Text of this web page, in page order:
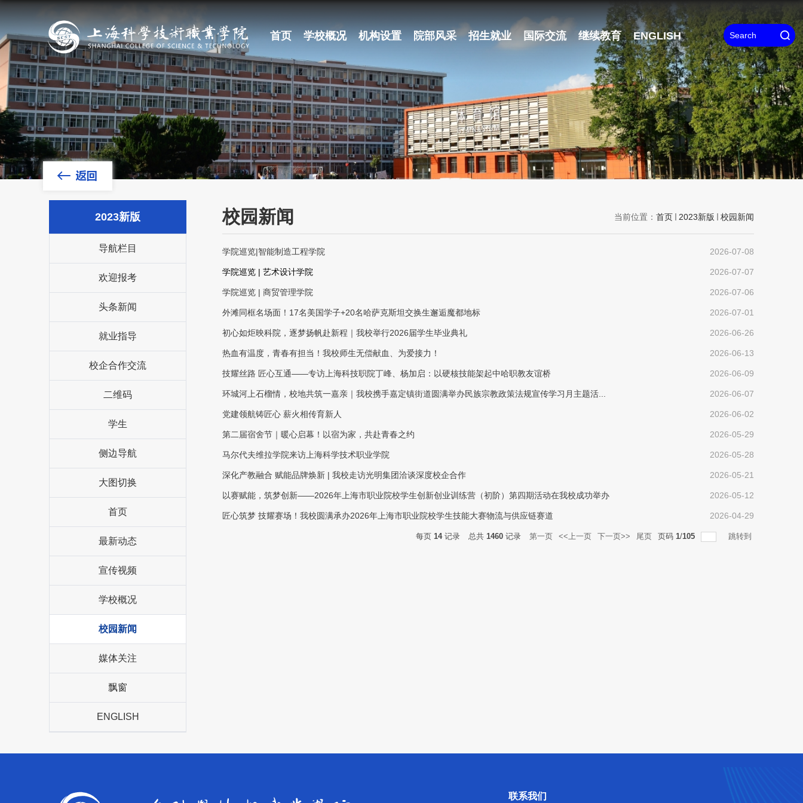
首页 学校概况 机构设置 院部风采 招生就业 国际交流 继续教育 ENGLISH
2023新版
导航栏目
欢迎报考
头条新闻
就业指导
校企合作交流
二维码
学生
侧边导航
大图切换
首页
最新动态
宣传视频
学校概况
校园新闻
媒体关注
飘窗
ENGLISH
当前位置： 首页 2023新版 校园新闻
校园新闻
学院巡览|智能制造工程学院 2026-07-08
学院巡览 | 艺术设计学院 2026-07-07
学院巡览 | 商贸管理学院 2026-07-06
外滩同框名场面！17名美国学子+20名哈萨克斯坦交换生邂逅魔都地标 2026-07-01
初心如炬映科院，逐梦扬帆赴新程｜我校举行2026届学生毕业典礼 2026-06-26
热血有温度，青春有担当！我校师生无偿献血、为爱接力！ 2026-06-13
技耀丝路 匠心互通——专访上海科技职院丁峰、杨加启：以硬核技能架起中哈职教友谊桥 2026-06-09
环城河上石榴情，校地共筑一嘉亲｜我校携手嘉定镇街道圆满举办民族宗教政策法规宣传学习月主题活... 2026-06-07
党建领航铸匠心 薪火相传育新人 2026-06-02
第二届宿舍节｜暖心启幕！以宿为家，共赴青春之约 2026-05-29
马尔代夫维拉学院来访上海科学技术职业学院 2026-05-28
深化产教融合 赋能品牌焕新 | 我校走访光明集团洽谈深度校企合作 2026-05-21
以赛赋能，筑梦创新——2026年上海市职业院校学生创新创业训练营（初阶）第四期活动在我校成功举办 2026-05-12
匠心筑梦 技耀赛场！我校圆满承办2026年上海市职业院校学生技能大赛物流与供应链赛道 2026-04-29
每页 14记录 总共 1460 记录 第一页 <<上一页 下一页>> 尾页 页码 1/105 跳转到
联系我们